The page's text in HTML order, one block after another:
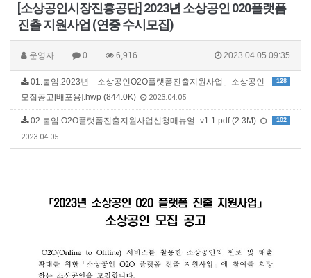
[소상공인시장진흥공단] 2023년 소상공인 020플랫폼
진출 지원사업 (연중 수시모집)
운영자 0 6,916 2023.04.05 09:35
128
01.붙임.2023년「소상공인O2O플랫폼진출지원사업」소상공인
모집공고[배포용].hwp (844.0K)
2023.04.05
102
02.붙임.O2O플랫폼진출지원사업신청매뉴얼_v1.1.pdf (2.3M)
2023.04.05